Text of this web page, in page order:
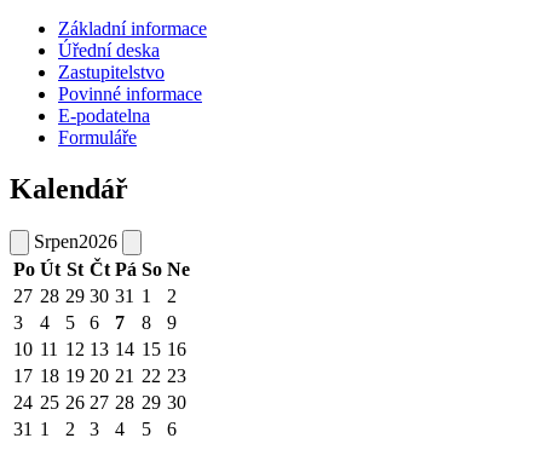
Základní informace
Úřední deska
Zastupitelstvo
Povinné informace
E-podatelna
Formuláře
Kalendář
Srpen2026
Po Út St Čt Pá So Ne
27 28 29 30 31 1
2
3
4 5 6 7 8
9
10 11 12 13 14 15 16
17 18 19 20 21 22 23
24 25 26 27 28 29 30
31 1 2 3 4 5 6